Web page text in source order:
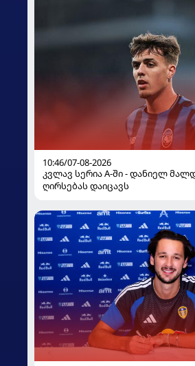
10:46/07-08-2026
კვლავ სერია A-ში - დანიელ
ღირსებას დაიცავს